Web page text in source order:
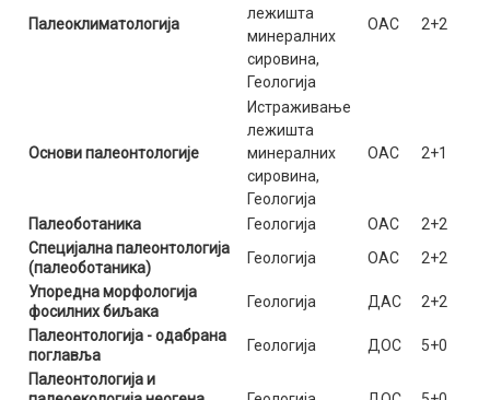
Палеоклиматологија
лежишта
минералних
сировина,
Геологија
ОАС 2+2
Основи палеонтологије
Истраживање
лежишта
минералних
сировина,
Геологија
ОАС 2+1
Палеоботаника Геологија ОАС
2+2
Специјална палеонтологија
(палеоботаника)
Геологија ОАС
2+2
Упоредна морфологија
фосилних биљака
Геологија ДАС
2+2
Палеонтологија - одабрана
поглавља
Геологија ДОС
5+0
Палеонтологија и